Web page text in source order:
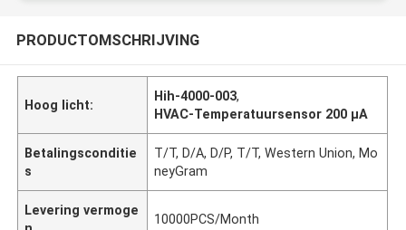
PRODUCTOMSCHRIJVING
Hoog licht:
Hih-4000-003,
HVAC-Temperatuursensor 200 µA
Betalingsconditie
s
T/T, D/A, D/P, T/T, Western Union, Mo
neyGram
Levering vermoge
10000PCS/Month